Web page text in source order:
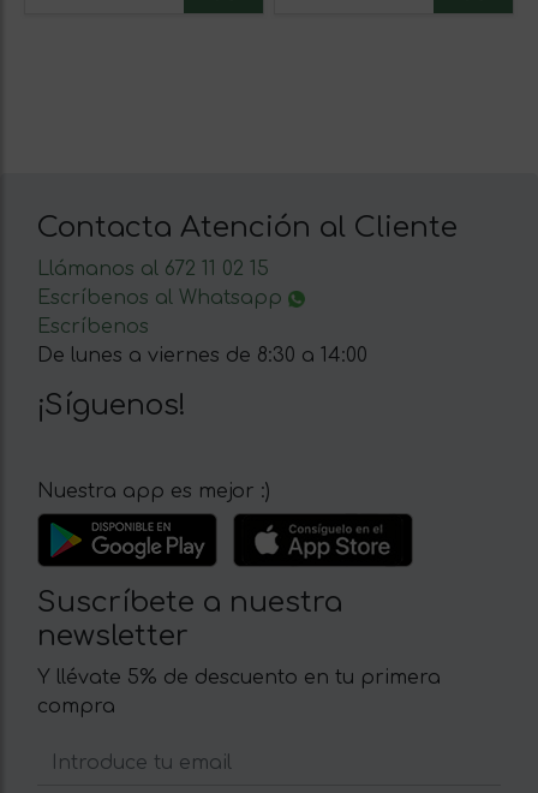
Contacta Atención al Cliente
Llámanos al 672 11 02 15
Escríbenos al Whatsapp
Escríbenos
De lunes a viernes de 8:30 a 14:00
¡Síguenos!
Nuestra app es mejor :)
Suscríbete a nuestra
newsletter
Y llévate 5% de descuento en tu primera
compra